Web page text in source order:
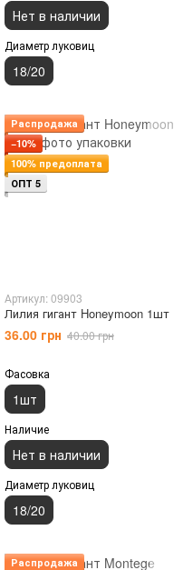
Нет в наличии
Диаметр луковиц
18/20
Распродажа
−10%
100% предоплата
ОПТ 5
Артикул: 09903
Лилия гигант Honeymoon 1шт
36.00 грн 40.00 грн
Фасовка
1шт
Наличие
Нет в наличии
Диаметр луковиц
18/20
Распродажа